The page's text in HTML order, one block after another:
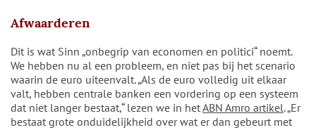
Afwaarderen
Dit is wat Sinn „onbegrip van economen en politici“ noemt.
We hebben nu al een probleem, en niet pas bij het scenario
waarin de euro uiteenvalt. „Als de euro volledig uit elkaar
valt, hebben centrale banken een vordering op een systeem
dat niet langer bestaat,“ lezen we in hetABN Amro artikel. „Er
bestaat grote onduidelijkheid over wat er dan gebeurt met